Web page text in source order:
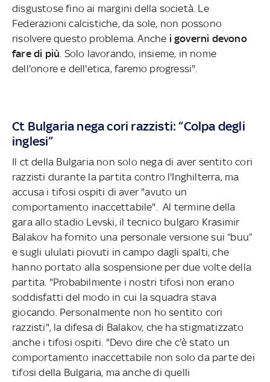
disgustose fino ai margini della società. Le
Federazioni calcistiche, da sole, non possono
risolvere questo problema. Anche i governi devono
fare di più . Solo lavorando, insieme, in nome
dell'onore e dell'etica, faremo progressi".
Ct Bulgaria nega cori razzisti: “Colpa degli
inglesi”
Il ct della Bulgaria non solo nega di aver sentito cori
razzisti durante la partita contro l'Inghilterra, ma
accusa i tifosi ospiti di aver "avuto un
comportamento inaccettabile". Al termine della
gara allo stadio Levski, il tecnico bulgaro Krasimir
Balakov ha fornito una personale versione sui “buu”
e sugli ululati piovuti in campo dagli spalti, che
hanno portato alla sospensione per due volte della
partita. "Probabilmente i nostri tifosi non erano
soddisfatti del modo in cui la squadra stava
giocando. Personalmente non ho sentito cori
razzisti", la difesa di Balakov, che ha stigmatizzato
anche i tifosi ospiti. "Devo dire che c'è stato un
comportamento inaccettabile non solo da parte dei
tifosi della Bulgaria, ma anche di quelli